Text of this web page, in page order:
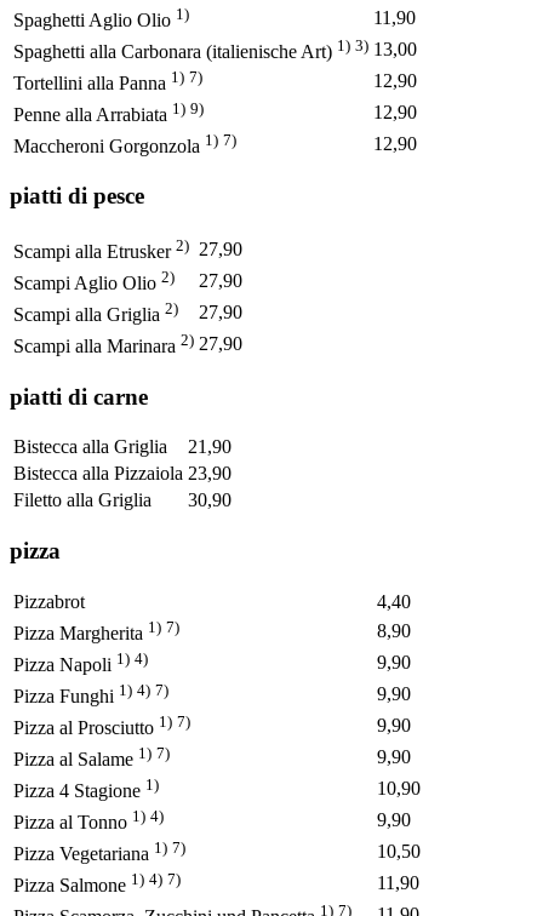
Spaghetti Aglio Olio 1)
11,90
Spaghetti alla Carbonara (italienische Art) 1) 3) 13,00
Tortellini alla Panna 1) 7)
12,90
Penne alla Arrabiata 1) 9)
12,90
Maccheroni Gorgonzola 1) 7) 12,90
piatti di pesce
Scampi alla Etrusker 2) 27,90
Scampi Aglio Olio 2)
27,90
Scampi alla Griglia 2)
27,90
Scampi alla Marinara 2) 27,90
piatti di carne
Bistecca alla Griglia
21,90
Bistecca alla Pizzaiola 23,90
Filetto alla Griglia
30,90
pizza
Pizzabrot
4,40
Pizza Margherita 1) 7)
8,90
Pizza Napoli 1) 4)
9,90
Pizza Funghi 1) 4) 7)
9,90
Pizza al Prosciutto 1) 7)
9,90
Pizza al Salame 1) 7)
9,90
Pizza 4 Stagione 1)
10,90
Pizza al Tonno 1) 4)
9,90
Pizza Vegetariana 1) 7)
10,50
Pizza Salmone 1) 4) 7)
11,90
1) 7)